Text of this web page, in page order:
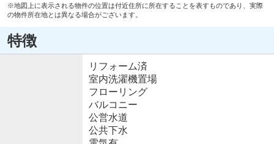
※地図上に表示される物件の位置は付近住所に所在することを表すものであり、実際
の物件所在地とは異なる場合がございます。
特徴
リフォーム済
室内洗濯機置場
フローリング
バルコニー
公営水道
公共下水